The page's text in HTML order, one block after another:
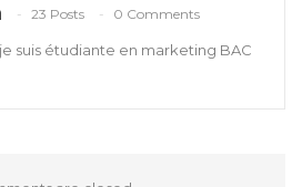
23 Posts 0 Comments
suis étudiante en marketing BAC